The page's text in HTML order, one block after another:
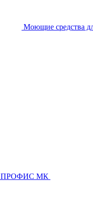
Моющие средства
ПРОФИС МК